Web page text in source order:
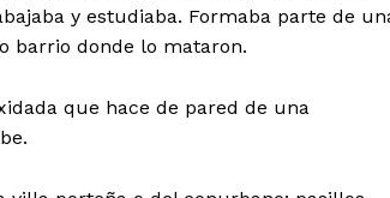
y estudiaba. Formaba parte de
barrio donde lo mataron.
que hace de pared de una